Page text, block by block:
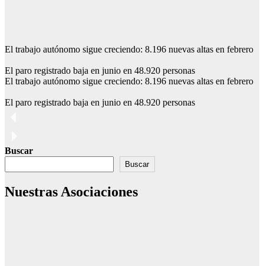
El trabajo autónomo sigue creciendo: 8.196 nuevas altas en febrero
El paro registrado baja en junio en 48.920 personas
El trabajo autónomo sigue creciendo: 8.196 nuevas altas en febrero
El paro registrado baja en junio en 48.920 personas
Buscar
Buscar
Nuestras Asociaciones